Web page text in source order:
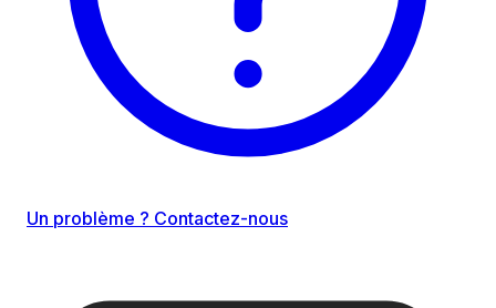
Un problème ? Contactez-nous